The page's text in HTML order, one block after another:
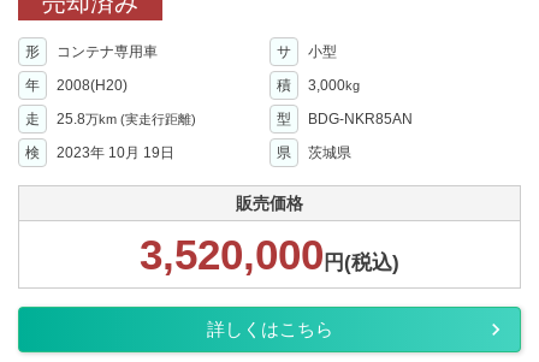
形 コンテナ専用車 サ
小型
年
2008(H20) 積 3,000kg
走 25.8万km (実走行距離) 型
BDG-NKR85AN
検
2023年 10月 19日 県 茨城県
販売価格
3,520,000 円(税込)
詳しくはこちら